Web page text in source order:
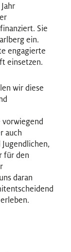
Sie
ein.
engagierte
einsetzen.
wir diese
vorwiegend
auch
für den
daran